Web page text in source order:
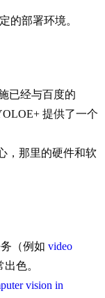
的部署环境。
已经与百度的
提供了一个
，那里的硬件和软
（例如 video
色。
vision in